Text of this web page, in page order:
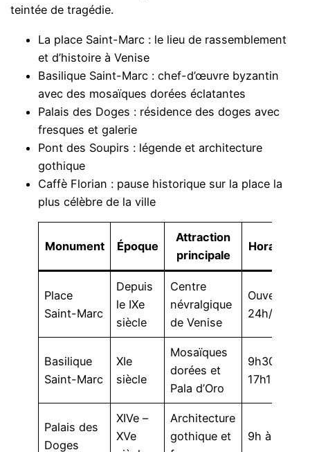
teintée de tragédie.
La place Saint-Marc : le lieu de rassemblement
et d’histoire à Venise
Basilique Saint-Marc : chef-d’œuvre byzantin
avec des mosaïques dorées éclatantes
Palais des Doges : résidence des doges avec
fresques et galerie
Pont des Soupirs : légende et architecture
gothique
Caffè Florian : pause historique sur la place la
plus célèbre de la ville
Monument Époque
Attraction
principale
Horaires
Place
Saint-Marc
Depuis
le IXe
siècle
Centre
névralgique
de Venise
Ouverte
24h/24
Basilique
Saint-Marc
XIe
siècle
Mosaïques
dorées et
Pala d’Oro
9h30 à
17h15
Palais des
Doges
XIVe –
XVe
Architecture
gothique et
9h à 19h